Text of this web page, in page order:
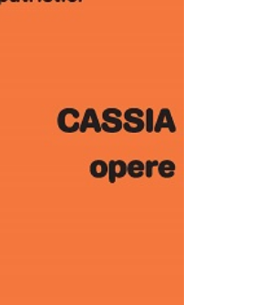
AGGIUNGI AL CARRELLO